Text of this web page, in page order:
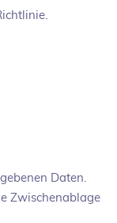
Daten.
Zwischenablage